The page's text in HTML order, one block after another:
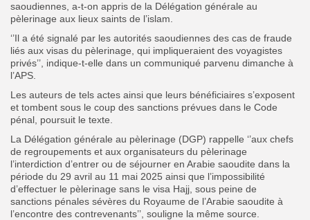
saoudiennes, a-t-on appris de la Délégation générale au
pèlerinage aux lieux saints de l’islam.
‘’Il a été signalé par les autorités saoudiennes des cas de fraude
liés aux visas du pèlerinage, qui impliqueraient des voyagistes
privés’’, indique-t-elle dans un communiqué parvenu dimanche à
l’APS.
Les auteurs de tels actes ainsi que leurs bénéficiaires s’exposent
et tombent sous le coup des sanctions prévues dans le Code
pénal, poursuit le texte.
La Délégation générale au pèlerinage (DGP) rappelle ‘’aux chefs
de regroupements et aux organisateurs du pèlerinage
l’interdiction d’entrer ou de séjourner en Arabie saoudite dans la
période du 29 avril au 11 mai 2025 ainsi que l’impossibilité
d’effectuer le pèlerinage sans le visa Hajj, sous peine de
sanctions pénales sévères du Royaume de l’Arabie saoudite à
l’encontre des contrevenants’’, souligne la même source.